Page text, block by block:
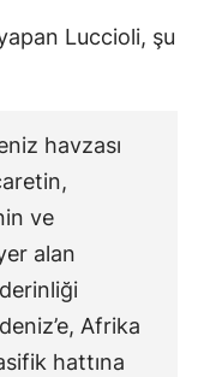
Luccioli, şu
havzası
ve
alan
Afrika
hattına